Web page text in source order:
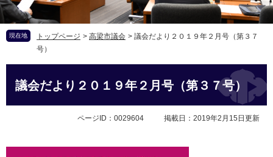
現在地 トップページ > 高梁市議会 > 議会だより２０１９年２月号（第３７
号）
議会だより２０１９年２月号（第３７号）
ページID：0029604 掲載日：2019年2月15日更新